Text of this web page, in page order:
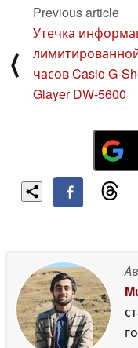
грядущих
процессоров
14 January
⟨
Previous article
Утечка
часов Casio G-
Glayer DW-5600